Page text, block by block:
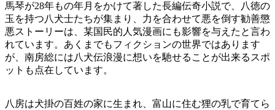
馬琴が28年もの年月をかけて著した長編伝奇小説で、八徳の
玉を持つ八犬士たちが集まり、力を合わせて悪を倒す勧善懲
悪ストーリーは、某国民的人気漫画にも影響を与えたと言わ
れています。あくまでもフィクションの世界ではあります
が、南房総には八犬伝浪漫に想いを馳せることが出来るスポ
ットも点在しています。
八房は犬掛の百姓の家に生まれ、富山に住む狸の乳で育てら